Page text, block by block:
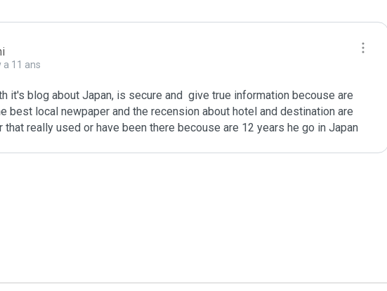
a 11 ans
it's blog about Japan, is secure and  give true information becouse are
best local newpaper and the recension about hotel and destination are
really used or have been there becouse are 12 years he go in Japan